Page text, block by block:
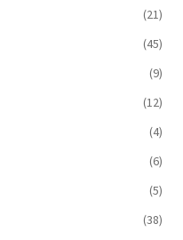
(21)
(45)
(9)
(12)
(4)
(6)
(5)
(38)